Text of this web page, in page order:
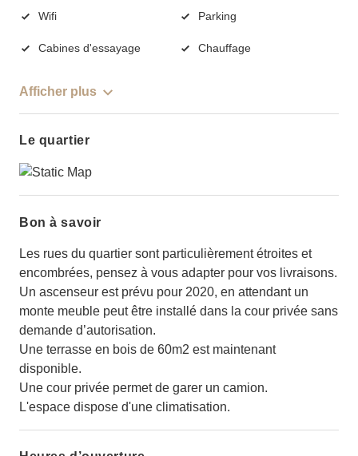
Wifi Parking
Cabines d'essayage Chauffage
Afficher plus
Le quartier
Bon à savoir
Les rues du quartier sont particulièrement étroites et
encombrées, pensez à vous adapter pour vos livraisons.
Un ascenseur est prévu pour 2020, en attendant un
monte meuble peut être installé dans la cour privée sans
demande d’autorisation.
Une terrasse en bois de 60m2 est maintenant
disponible.
Une cour privée permet de garer un camion.
L'espace dispose d'une climatisation.